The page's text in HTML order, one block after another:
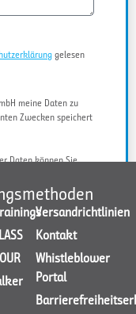
gelesen
meine Daten zu
Zwecken speichert
Daten können Sie
Versandrichtlinien
Kontakt
Whistleblower
Portal